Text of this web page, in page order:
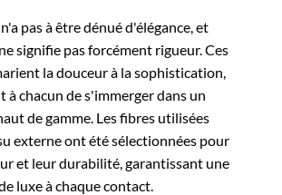
pas à être dénué d'élégance, et
signifie pas forcément rigueur. Ces
la douceur à la sophistication,
à chacun de s'immerger dans un
de gamme. Les fibres utilisées
externe ont été sélectionnées pour
et leur durabilité, garantissant une
luxe à chaque contact.